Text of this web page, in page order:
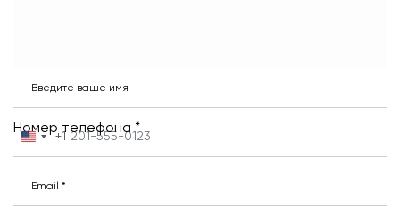
Введите ваше имя
United
States
+1
+1
Номер телефона *
Email *